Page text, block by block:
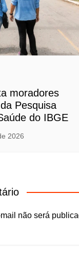
moradores
Pesquisa
do IBGE
2026
não será